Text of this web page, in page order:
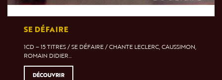
SE DÉFAIRE
1CD – 15 TITRES / SE DÉFAIRE / CHANTE LECLERC, CAUSSIMON,
ROMAIN DIDIER…
DÉCOUVRIR